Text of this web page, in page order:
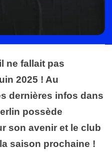
ne fallait pas
2025 ! Au
dernières infos dans
possède
son avenir et le club
saison prochaine !